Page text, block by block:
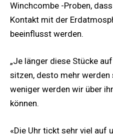
Winchcombe -Proben,
Kontakt mit der
beeinflusst werden.
„Je länger diese Stücke
sitzen, desto mehr
weniger werden wir über
können.
«Die Uhr tickt sehr viel auf